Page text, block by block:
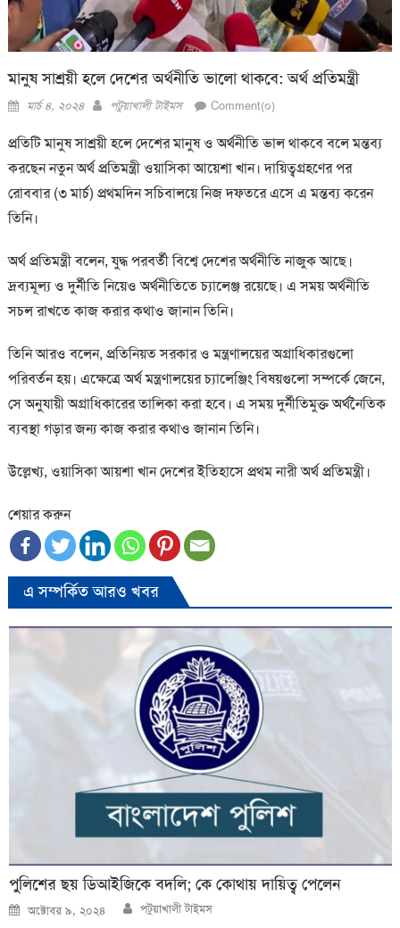
মানুষ সাশ্রয়ী হলে দেশের অর্থনীতি ভালো থাকবে: অর্থ প্রতিমন্ত্রী
Posted
মার্চ ৪, ২০২৪ Author
পটুয়াখালী টাইমস Comment(০)
প্রতিটি মানুষ সাশ্রয়ী হলে দেশের মানুষ ও অর্থনীতি ভাল থাকবে বলে মন্তব্য
করছেন নতুন অর্থ প্রতিমন্ত্রী ওয়াসিকা আয়েশা খান। দায়িত্বগ্রহণের পর
রোববার (৩ মার্চ) প্রথমদিন সচিবালয়ে নিজ দফতরে এসে এ মন্তব্য করেন
তিনি।
অর্থ প্রতিমন্ত্রী বলেন, যুদ্ধ পরবর্তী বিশ্বে দেশের অর্থনীতি নাজুক আছে।
দ্রব্যমূল্য ও দুর্নীতি নিয়েও অর্থনীতিতে চ্যালেঞ্জ রয়েছে। এ সময় অর্থনীতি
সচল রাখতে কাজ করার কথাও জানান তিনি।
তিনি আরও বলেন, প্রতিনিয়ত সরকার ও মন্ত্রণালয়ের অগ্রাধিকারগুলো
পরিবর্তন হয়। এক্ষেত্রে অর্থ মন্ত্রণালয়ের চ্যালেঞ্জিং বিষয়গুলো সম্পর্কে জেনে,
সে অনুযায়ী অগ্রাধিকারের তালিকা করা হবে। এ সময় দুর্নীতিমুক্ত অর্থনৈতিক
ব্যবস্থা গড়ার জন্য কাজ করার কথাও জানান তিনি।
উল্লেখ্য, ওয়াসিকা আয়শা খান দেশের ইতিহাসে প্রথম নারী অর্থ প্রতিমন্ত্রী।
শেয়ার করুন
এ সম্পর্কিত আরও খবর
পুলিশের ছয় ডিআইজিকে বদলি; কে কোথায় দায়িত্ব পেলেন
Posted
on
অক্টোবর ৯, ২০২৪ Author
পটুয়াখালী টাইমস